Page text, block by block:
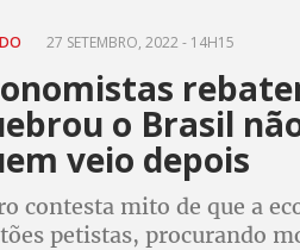
27 SETEMBRO, 2022 - 14H15
o Brasil
veio depois
contesta mito de que a
petistas, procurando